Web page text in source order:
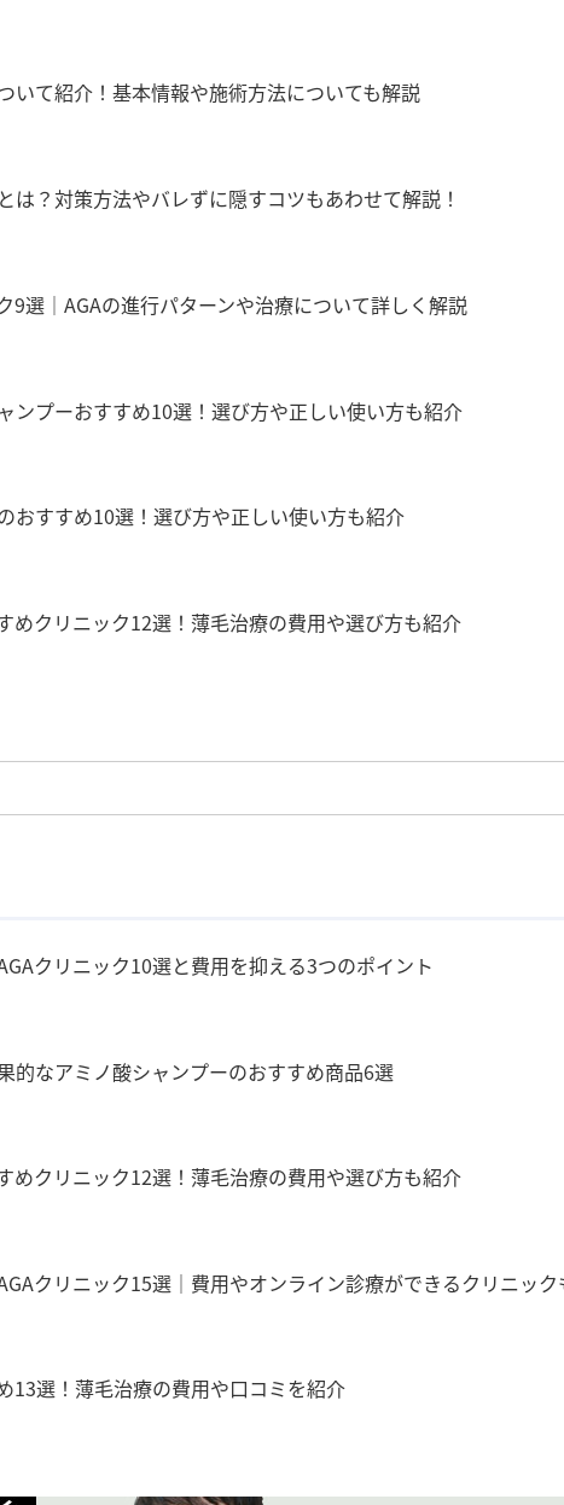
いて紹介！基本情報や施術方法についても解説
は？対策方法やバレずに隠すコツもあわせて解説！
9選｜AGAの進行パターンや治療について詳しく解説
ンプーおすすめ10選！選び方や正しい使い方も紹介
おすすめ10選！選び方や正しい使い方も紹介
めクリニック12選！薄毛治療の費用や選び方も紹介
クリニック10選と費用を抑える3つのポイント
的なアミノ酸シャンプーのおすすめ商品6選
めクリニック12選！薄毛治療の費用や選び方も紹介
クリニック15選｜費用やオンライン診療ができるクリニッ
13選！薄毛治療の費用や口コミを紹介